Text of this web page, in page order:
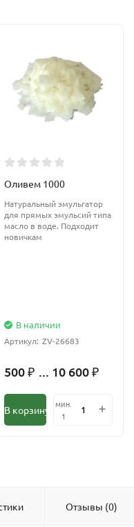
Оливем 1000
Натуральный эмульгатор
для прямых эмульсий типа
масло в воде. Подходит
новичкам
В наличии
Артикул: ZV-26683
500 ₽ ... 10 600 ₽
В корзину
мин.
1
Отзывы (0)